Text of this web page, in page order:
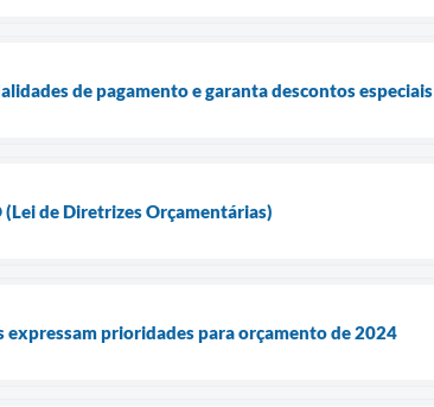
de pagamento e garanta descontos especiais
de Diretrizes Orçamentárias)
expressam prioridades para orçamento de 2024